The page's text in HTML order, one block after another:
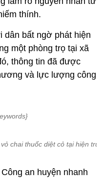
thính.
dân bất ngờ phát hiện
một phòng trọ tại xã
thông tin đã được
và lực lượng công
chai thuốc diệt cỏ tại hiện
an huyện nhanh